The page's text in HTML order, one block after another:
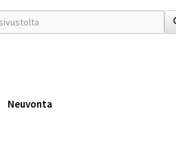
Neuvonta